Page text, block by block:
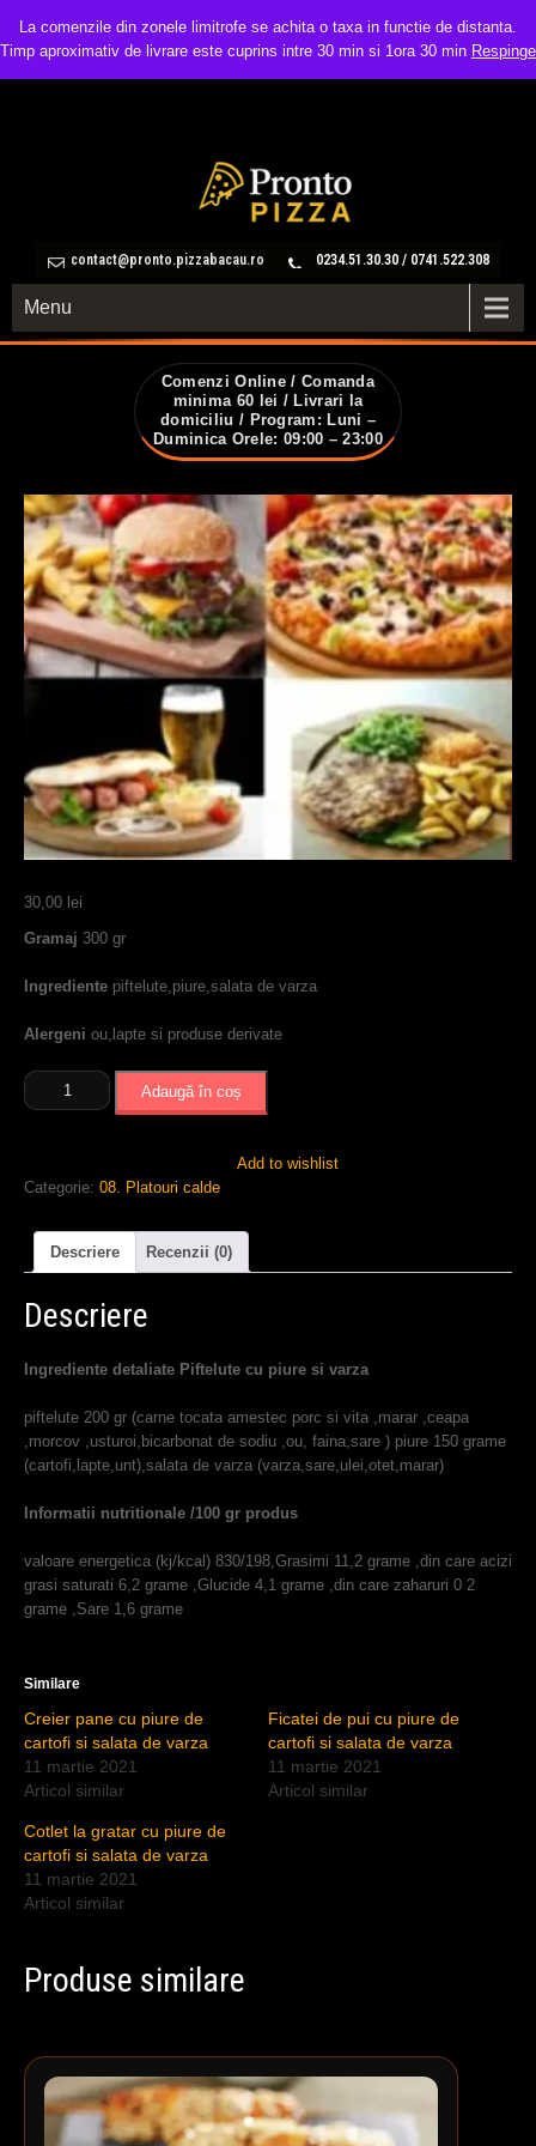
La comenzile din zonele limitrofe se achita o taxa in functie de distanta.
Timp aproximativ de livrare este cuprins intre 30 min si 1ora 30 min Respinge
Comenzi Online / Comanda
minima 60 lei / Livrari la
domiciliu / Program: Luni –
Duminica Orele: 09:00 – 23:00
contact@pronto.pizzabacau.ro 0234.51.30.30 / 0741.522.308
Menu
30,00 lei
Gramaj 300 gr
Ingrediente piftelute,piure,salata de varza
Alergeni ou,lapte si produse derivate
Cantitate
Piftelute
de
cartofi
varza
Adaugă în coș
Add to wishlist
Categorie: 08. Platouri calde
Descriere Recenzii (0)
Descriere
Ingrediente detaliate Piftelute cu piure si varza
piftelute 200 gr (carne tocata amestec porc si vita ,marar ,ceapa
,morcov ,usturoi,bicarbonat de sodiu ,ou, faina,sare ) piure 150 grame
(cartofi,lapte,unt),salata de varza (varza,sare,ulei,otet,marar)
Informatii nutritionale /100 gr produs
valoare energetica (kj/kcal) 830/198,Grasimi 11,2 grame ,din care acizi
grasi saturati 6,2 grame ,Glucide 4,1 grame ,din care zaharuri 0 2
grame ,Sare 1,6 grame
Similare
Creier pane cu piure de
cartofi si salata de varza
11 martie 2021
Articol similar
Ficatei de pui cu piure de
cartofi si salata de varza
11 martie 2021
Articol similar
Cotlet la gratar cu piure de
cartofi si salata de varza
11 martie 2021
Articol similar
Produse similare